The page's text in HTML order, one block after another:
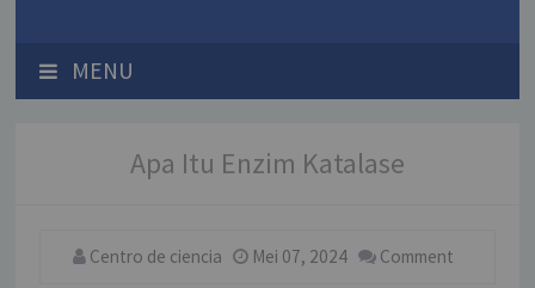
MENU
Apa Itu Enzim Katalase
Centro de ciencia Mei 07, 2024 Comment